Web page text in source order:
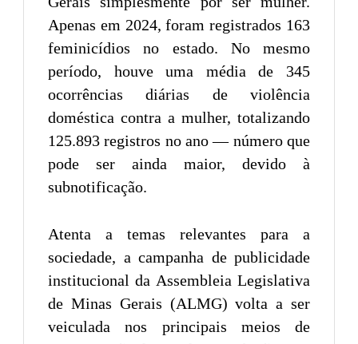
Apenas em 2024, foram registrados 163
feminicídios no estado. No mesmo
período, houve uma média de 345
ocorrências diárias de violência
doméstica contra a mulher, totalizando
125.893 registros no ano — número que
pode ser ainda maior, devido à
subnotificação.
Atenta a temas relevantes para a
sociedade, a campanha de publicidade
institucional da Assembleia Legislativa
de Minas Gerais (ALMG) volta a ser
veiculada nos principais meios de